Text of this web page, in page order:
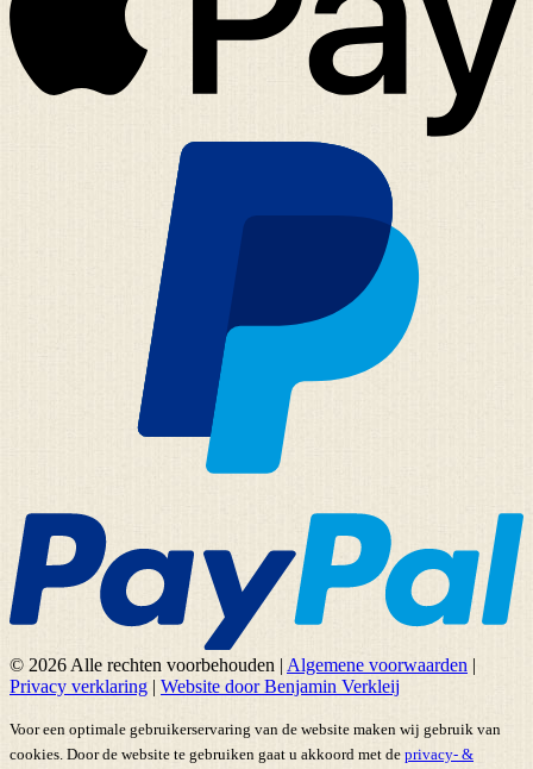
© 2026 Alle rechten voorbehouden | Algemene voorwaarden |
Privacy verklaring | Website door Benjamin Verkleij
Voor een optimale gebruikerservaring van de website maken wij gebruik van
cookies. Door de website te gebruiken gaat u akkoord met de privacy- &